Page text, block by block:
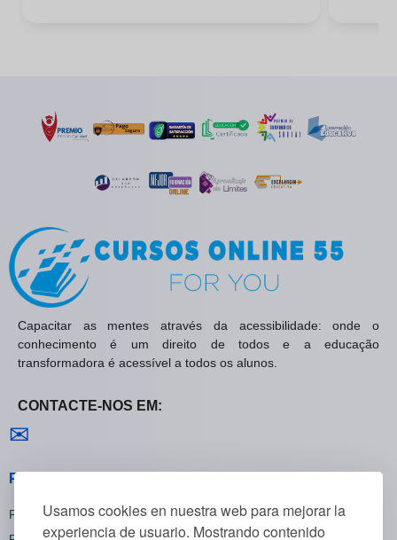
Usamos cookies en nuestra web para mejorar la
experiencia de usuario. Mostrando contenido
Capacitar as mentes através da acessibilidade: onde o
conhecimento é um direito de todos e a educação
transformadora é acessível a todos os alunos.
CONTACTE-NOS EM:
✉
Políticas Gerais
Política de Privacidade